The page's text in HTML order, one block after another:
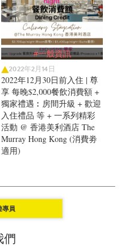
#一般資訊
2022年2月14日
2022年12月30日前入住 | 尊
享 每晚$2,000餐飲消費額 +
獨家禮遇︰房間升級 + 歡迎
入住禮品 等 + 一系列精彩
活動 @ 香港美利酒店 The
Murray Hong Kong (消費劵
適用)
專員
們